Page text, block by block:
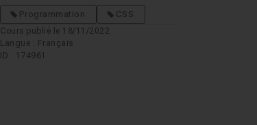
Programmation
CSS
Cours publié le 18/11/2022
Langue : Français
ID : 174961